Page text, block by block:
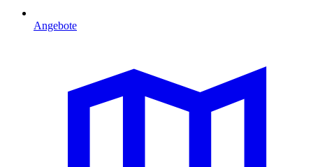
Angebote